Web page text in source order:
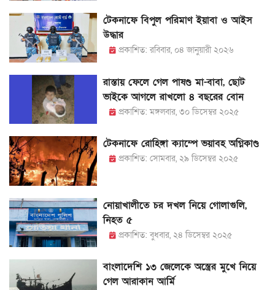
টেকনাফে বিপুল পরিমাণ ইয়াবা ও আইস
উদ্ধার
প্রকাশিত: রবিবার, ০৪ জানুয়ারী ২০২৬
রাস্তায় ফেলে গেল পাষণ্ড মা-বাবা, ছোট
ভাইকে আগলে রাখলো ৪ বছরের বোন
প্রকাশিত: মঙ্গলবার, ৩০ ডিসেম্বর ২০২৫
টেকনাফে রোহিঙ্গা ক্যাম্পে ভয়াবহ অগ্নিকাণ্ড
প্রকাশিত: সোমবার, ২৯ ডিসেম্বর ২০২৫
নোয়াখালীতে চর দখল নিয়ে গোলাগুলি,
নিহত ৫
প্রকাশিত: বুধবার, ২৪ ডিসেম্বর ২০২৫
বাংলাদেশি ১৩ জেলেকে অস্ত্রের মুখে নিয়ে
গেল আরাকান আর্মি